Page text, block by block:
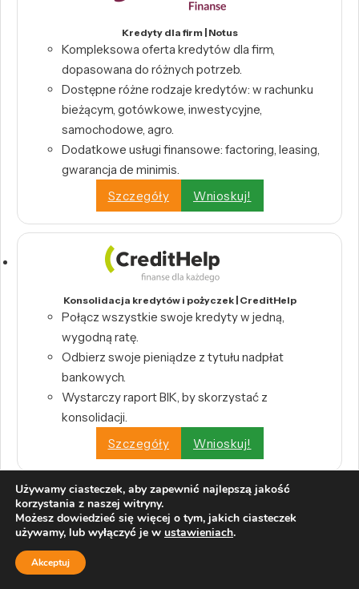
Kredyty dla firm | Notus
Kompleksowa oferta kredytów dla firm,
dopasowana do różnych potrzeb.
Dostępne różne rodzaje kredytów: w rachunku
bieżącym, gotówkowe, inwestycyjne,
samochodowe, agro.
Dodatkowe usługi finansowe: factoring, leasing,
gwarancja de minimis.
Szczegóły
Wnioskuj!
Konsolidacja kredytów i pożyczek | CreditHelp
Połącz wszystkie swoje kredyty w jedną,
wygodną ratę.
Odbierz swoje pieniądze z tytułu nadpłat
bankowych.
Wystarczy raport BIK, by skorzystać z
konsolidacji.
Szczegóły
Wnioskuj!
Pożyczka konsolidacyjna | PKO Bank Polski S.A.
Zdalna pomoc pracownika banku
Używamy ciasteczek, aby zapewnić najlepszą jakość
korzystania z naszej witryny.
Możesz dowiedzieć się więcej o tym, jakich ciasteczek
używamy, lub wyłączyć je w ustawieniach.
Akceptuj